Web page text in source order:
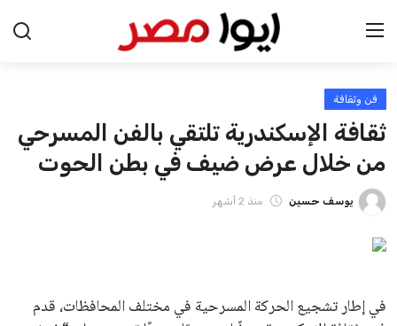
الرئيسية
اخبار مصر
عرب وعالم
اقتصاد
فن وثقافة
ثقافة الإسكندرية تلتقي بالفن المسرحي
من خلال عرض ضيف في بطن الحوت
يوسف حسين منذ 2 أشهر
في إطار تشجيع الحركة المسرحية في مختلف المحافظات، قدم